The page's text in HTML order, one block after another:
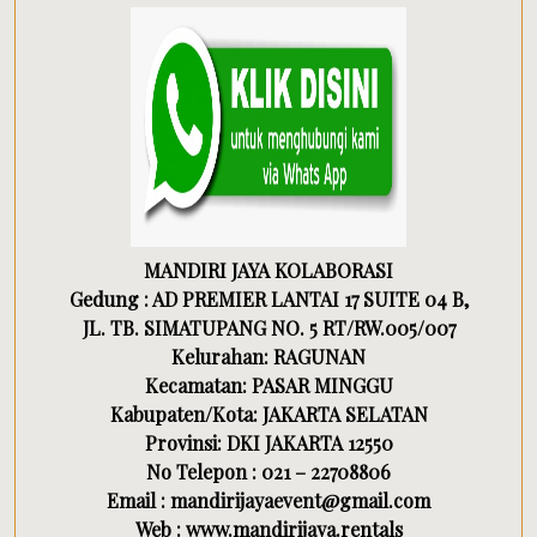
MANDIRI JAYA KOLABORASI
Gedung : AD PREMIER LANTAI 17 SUITE 04 B,
JL. TB. SIMATUPANG NO. 5 RT/RW.005/007
Kelurahan: RAGUNAN
Kecamatan: PASAR MINGGU
Kabupaten/Kota: JAKARTA SELATAN
Provinsi: DKI JAKARTA 12550
No Telepon : 021 – 22708806
Email : mandirijayaevent@gmail.com
Web : www.mandirijaya.rentals